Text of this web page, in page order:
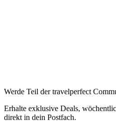
Werde Teil der travelperfect
Erhalte exklusive Deals,
direkt in dein Postfach.